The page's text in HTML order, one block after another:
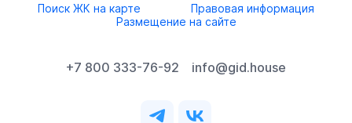
Поиск ЖК на карте
Правовая информация
Размещение на сайте
+7 800 333-76-92 info@gid.house